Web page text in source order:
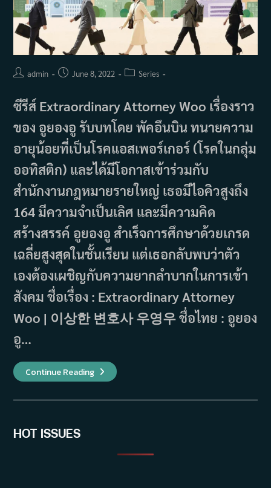
Postadmin
PostJune 8, 2022
PostSeries
ซีรีส์ Extraordinary Attorney Woo เรื่องราว
ของ อูยองอู รับบทโดย พัคอึนบิน ทนายความ
อายุน้อยที่เป็นโรคแอสเพอร์เกอร์ (โรคในกลุ่ม
ออทิสติก) และได้มีโอกาสเข้าร่วมกับ
สำนักงานกฎหมายรายใหญ่ เธอมีไอคิวสูงถึง
164 มีความจำเป็นเลิศ และมีความคิด
สร้างสรรค์ อูยองอู สำเร็จการศึกษาด้วยเกรด
เฉลี่ยสูงสุดในชั้นเรียน แต่เธอกลับพบว่าตัว
เองต้องเผชิญกับความยากลำบากในการเข้า
สังคม ชื่อเรื่อง : Extraordinary Attorney
Woo | 이상한 변호사 우영우 ชื่อไทย : อูยอง
อู…
Continue ReadingExtraordinary
Attorney
HOT ISSUES